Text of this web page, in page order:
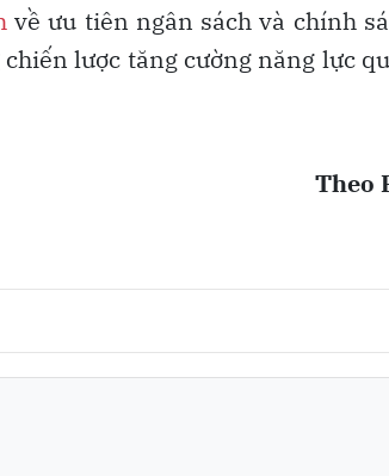
về ưu tiên ngân sách và chính
lược tăng cường năng lực
Theo